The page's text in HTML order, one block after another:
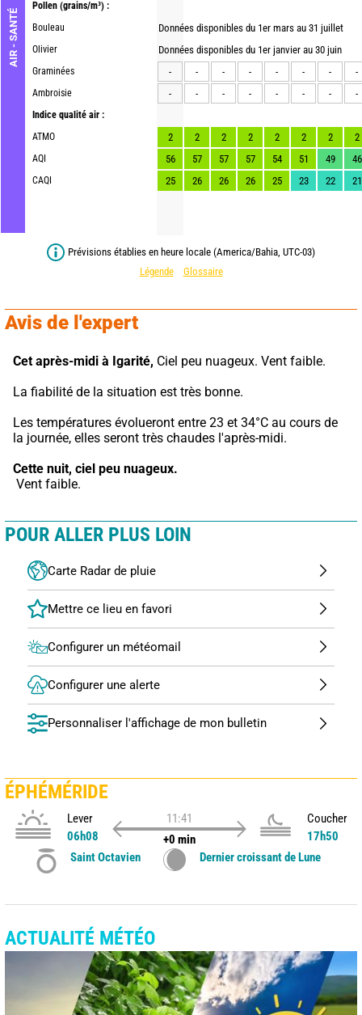
AIR - SANTÉ
Pollen (grains/m³) :
Bouleau
Olivier
Graminées
Ambroisie
Indice qualité air :
ATMO
AQI
CAQI
Données disponibles du 1er mars au 31 juillet
Données disponibles du 1er janvier au 30 juin
-
- - - - - -
-
-
- - - - - - -
2 2 2 2 2 2 2
2
56
57 57 57 54 51 49
46
25
26 26 26 25 23 22 21
Prévisions établies en heure locale (America/Bahia, UTC-03)
Légende
Glossaire
Avis de l'expert
Cet après-midi à Igarité, Ciel peu nuageux. Vent faible.
La fiabilité de la situation est très bonne.
Les températures évolueront entre 23 et 34°C au cours de
la journée, elles seront très chaudes l'après-midi.
Cette nuit, ciel peu nuageux.
Vent faible.
POUR ALLER PLUS LOIN
Carte Radar de pluie
Configurer un météomail
Configurer une alerte
Personnaliser l'affichage de mon bulletin
ÉPHÉMÉRIDE
Lever
06h08
11:41
+0 min
Coucher
17h50
Saint Octavien
Dernier croissant de Lune
ACTUALITÉ MÉTÉO